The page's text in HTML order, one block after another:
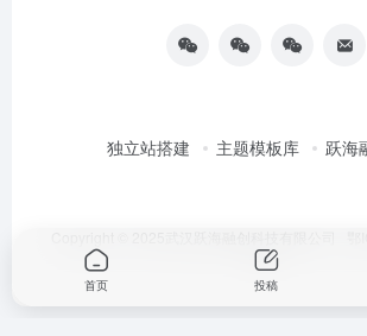
独立站搭建 主题模板库 跃海
号-3
首页 投稿